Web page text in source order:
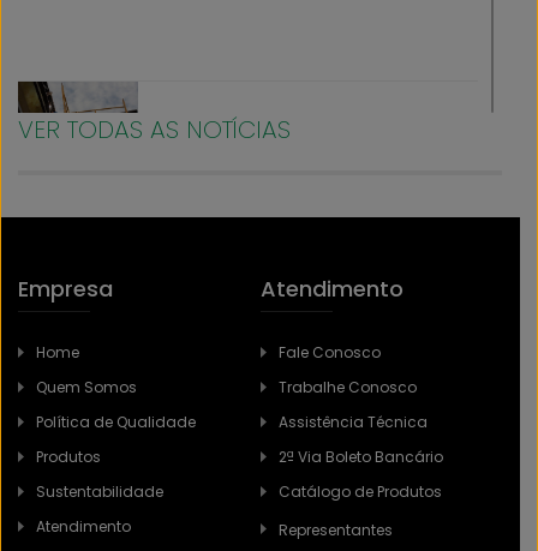
FIM DE ANO É TEMPO DE REFLEXÃO:
CARBOGRAFITE JÁ LANÇOU MAIS DE
A IMPORTÂNCIA DA MANUTENÇÃO
PREVENTIVA DE FERRAMENTAS: COMO
VER TODAS AS NOTÍCIAS
Empresa
Home
Quem Somos
Política de Qualidade
Produtos
Sustentabilidade
Atendimento
Atendimento
Fale Conosco
Trabalhe Conosco
Assistência Técnica
2ª Via Boleto Bancário
Catálogo de Produtos
Representantes